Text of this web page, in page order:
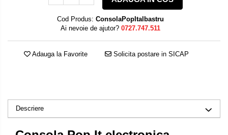
Cod Produs: ConsolaPopItalbastru
Ai nevoie de ajutor? 0727.747.511
Adauga la Favorite Solicita postare in SICAP
Descriere